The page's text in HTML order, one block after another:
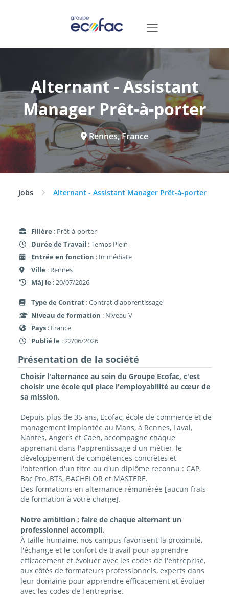
Alternant - Assistant
Manager Prêt-à-porter
Rennes, France
Jobs Alternant - Assistant Manager Prêt-à-porter
Filière : Prêt-à-porter
Durée de Travail : Temps Plein
Entrée en fonction : Immédiate
Ville : Rennes
MàJ le : 20/07/2026
Type de Contrat : Contrat d'apprentissage
Niveau de formation : Niveau V
Pays : France
Publié le : 22/06/2026
Présentation de la société
Choisir l'alternance au sein du Groupe Ecofac, c'est
choisir une école qui place l'employabilité au cœur de
sa mission.
Depuis plus de 35 ans, Ecofac, école de commerce et de
management implantée au Mans, à Rennes, Laval,
Nantes, Angers et Caen, accompagne chaque
apprenant dans l'apprentissage d'un métier, le
développement de compétences concrètes et
l'obtention d'un titre ou d'un diplôme reconnu : CAP,
Bac Pro, BTS, BACHELOR et MASTERE.
Des formations en alternance rémunérée [aucun frais
de formation à votre charge].
Notre ambition : faire de chaque alternant un
professionnel accompli.
À taille humaine, nos campus favorisent la proximité,
l'échange et le confort de travail pour apprendre
efficacement et évoluer avec les codes de l'entreprise,
aux côtés de formateurs professionnels, experts dans
leur domaine pour apprendre efficacement et évoluer
avec les codes de l'entreprise.